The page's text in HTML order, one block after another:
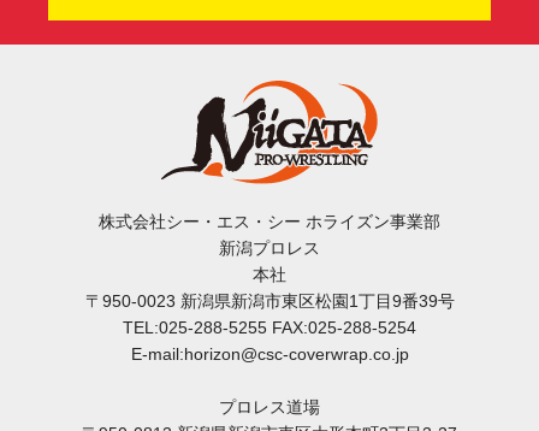
株式会社シー・エス・シー ホライズン事業部
新潟プロレス
本社
〒950-0023 新潟県新潟市東区松園1丁目9番39号
TEL:025-288-5255 FAX:025-288-5254
E-mail:horizon@csc-coverwrap.co.jp
プロレス道場